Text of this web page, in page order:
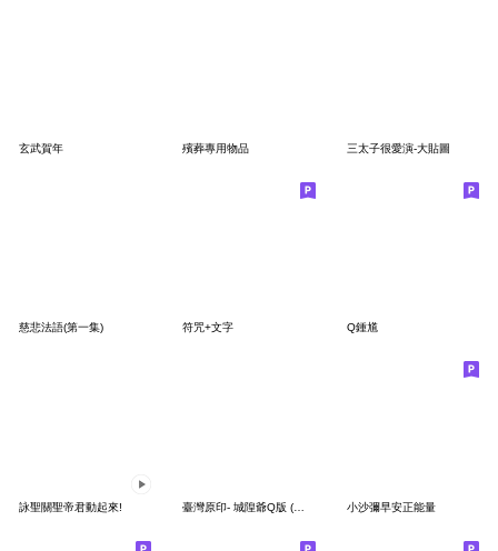
玄武賀年 殯葬專用物品 三太子很愛演-大貼圖
慈悲法語(第一集) 符咒+文字 Q鍾馗
詠聖關聖帝君動起來! 小沙彌早安正能量